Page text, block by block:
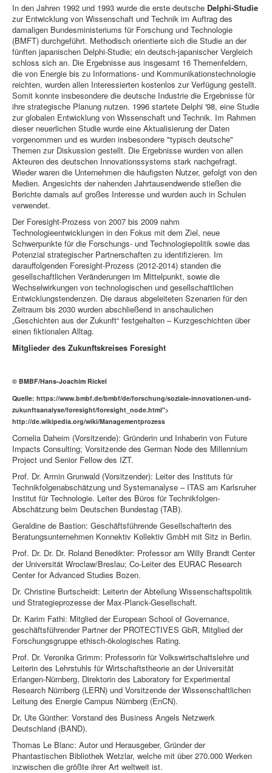
In den Jahren 1992 und 1993 wurde die erste deutsche Delphi-Studie
zur Entwicklung von Wissenschaft und Technik im Auftrag des
damaligen Bundesministeriums für Forschung und Technologie
(BMFT) durchgeführt. Methodisch orientierte sich die Studie an der
fünften japanischen Delphi-Studie; ein deutsch-japanischer Vergleich
schloss sich an. Die Ergebnisse aus insgesamt 16 Themenfeldern,
die von Energie bis zu Informations- und Kommunikationstechnologie
reichten, wurden allen Interessierten kostenlos zur Verfügung gestellt.
Somit konnte insbesondere die deutsche Industrie die Ergebnisse für
ihre strategische Planung nutzen. 1996 startete Delphi '98, eine Studie
zur globalen Entwicklung von Wissenschaft und Technik. Im Rahmen
dieser neuerlichen Studie wurde eine Aktualisierung der Daten
vorgenommen und es wurden insbesondere "typisch deutsche"
Themen zur Diskussion gestellt. Die Ergebnisse wurden von allen
Akteuren des deutschen Innovationssystems stark nachgefragt.
Wieder waren die Unternehmen die häufigsten Nutzer, gefolgt von den
Medien. Angesichts der nahenden Jahrtausendwende stießen die
Berichte damals auf großes Interesse und wurden auch in Schulen
verwendet.
Der Foresight-Prozess von 2007 bis 2009 nahm
Technologieentwicklungen in den Fokus mit dem Ziel, neue
Schwerpunkte für die Forschungs- und Technologiepolitik sowie das
Potenzial strategischer Partnerschaften zu identifizieren. Im
darauffolgenden Foresight-Prozess (2012-2014) standen die
gesellschaftlichen Veränderungen im Mittelpunkt, sowie die
Wechselwirkungen von technologischen und gesellschaftlichen
Entwicklungstendenzen. Die daraus abgeleiteten Szenarien für den
Zeitraum bis 2030 wurden abschließend in anschaulichen
„Geschichten aus der Zukunft“ festgehalten – Kurzgeschichten über
einen fiktionalen Alltag.
Mitglieder des Zukunftskreises Foresight
© BMBF/Hans-Joachim Rickel
Quelle: https://www.bmbf.de/bmbf/de/forschung/soziale-innovationen-und-
zukunftsanalyse/foresight/foresight_node.html">
http://de.wikipedia.org/wiki/Managementprozess
Cornelia Daheim (Vorsitzende): Gründerin und Inhaberin von Future
Impacts Consulting; Vorsitzende des German Node des Millennium
Project und Senior Fellow des IZT.
Prof. Dr. Armin Grunwald (Vorsitzender): Leiter des Instituts für
Technikfolgenabschätzung und Systemanalyse – ITAS am Karlsruher
Institut für Technologie. Leiter des Büros für Technikfolgen-
Abschätzung beim Deutschen Bundestag (TAB).
Geraldine de Bastion: Geschäftsführende Gesellschafterin des
Beratungsunternehmen Konnektiv Kollektiv GmbH mit Sitz in Berlin.
Prof. Dr. Dr. Dr. Roland Benedikter: Professor am Willy Brandt Center
der Universität Wroclaw/Breslau; Co-Leiter des EURAC Research
Center for Advanced Studies Bozen.
Dr. Christine Burtscheidt: Leiterin der Abteilung Wissenschaftspolitik
und Strategieprozesse der Max-Planck-Gesellschaft.
Dr. Karim Fathi: Mitglied der European School of Governance,
geschäftsführender Partner der PROTECTIVES GbR, Mitglied der
Forschungsgruppe ethisch-ökologisches Rating.
Prof. Dr. Veronika Grimm: Professorin für Volkswirtschaftslehre und
Leiterin des Lehrstuhls für Wirtschaftstheorie an der Universität
Erlangen-Nürnberg, Direktorin des Laboratory for Experimental
Research Nürnberg (LERN) und Vorsitzende der Wissenschaftlichen
Leitung des Energie Campus Nürnberg (EnCN).
Dr. Ute Günther: Vorstand des Business Angels Netzwerk
Deutschland (BAND).
Thomas Le Blanc: Autor und Herausgeber, Gründer der
Phantastischen Bibliothek Wetzlar, welche mit über 270.000 Werken
inzwischen die größte ihrer Art weltweit ist.